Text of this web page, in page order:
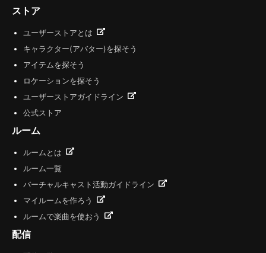
ストア
ユーザーストアとは
キャラクター(アバター)を探そう
アイテムを探そう
ロケーションを探そう
ユーザーストアガイドライン
公式ストア
ルーム
ルームとは
ルーム一覧
バーチャルキャスト活動ガイドライン
マイルームを作ろう
ルームで楽曲を使おう
配信